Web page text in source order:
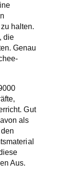
halten.
die
Genau
Gut
als
Aus.